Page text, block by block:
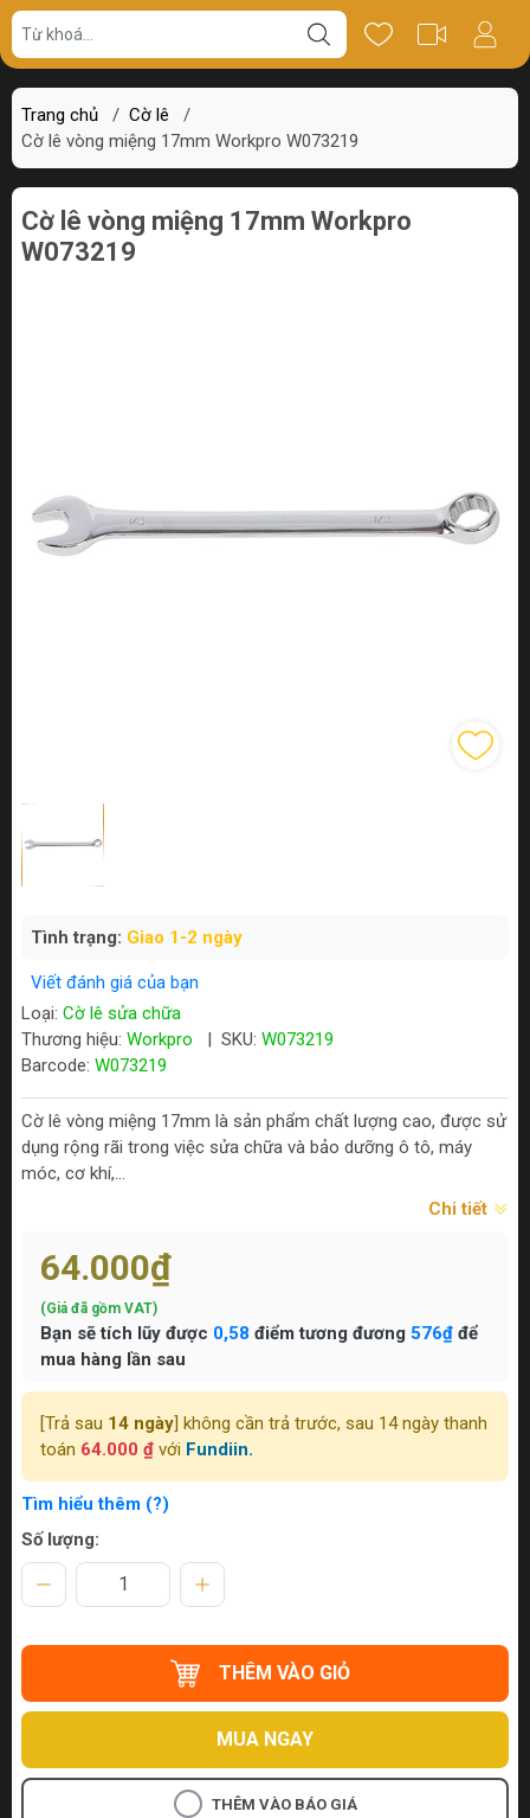
Trang chủ / Cờ lê
/
Cờ lê vòng miệng 17mm Workpro W073219
Giá bán Thông số Review
Cờ lê vòng miệng 17mm Workpro
W073219
Tình trạng: Giao 1-2 ngày
Viết đánh giá của bạn
Loại: Cờ lê sửa chữa
Thương hiệu: Workpro SKU: W073219
Barcode: W073219
Cờ lê vòng miệng 17mm là sản phẩm chất lượng cao, được sử
dụng rộng rãi trong việc sửa chữa và bảo dưỡng ô tô, máy
móc, cơ khí,...
Chi tiết
64.000₫
(Giá đã gồm VAT)
Bạn sẽ tích lũy được 0,58 điểm tương đương 576₫ để
mua hàng lần sau
[Trả sau 14 ngày ] không cần trả trước, sau 14 ngày thanh
toán 64.000 ₫ với Fundiin.
Tìm hiểu thêm (?)
Số lượng:
THÊM VÀO GIỎ
MUA NGAY
THÊM VÀO BÁO GIÁ